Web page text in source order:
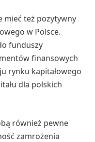
mieć też pozytywny
w Polsce.
funduszy
finansowych
rynku kapitałowego
dla polskich
również pewne
zamrożenia